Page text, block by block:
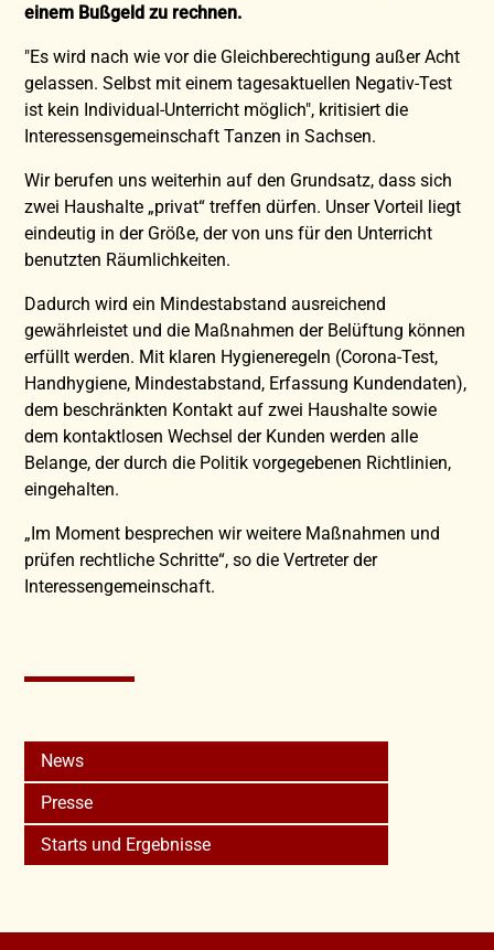
einem Bußgeld zu rechnen.
"Es wird nach wie vor die Gleichberechtigung außer Acht
gelassen. Selbst mit einem tagesaktuellen Negativ-Test
ist kein Individual-Unterricht möglich", kritisiert die
Interessensgemeinschaft Tanzen in Sachsen.
Wir berufen uns weiterhin auf den Grundsatz, dass sich
zwei Haushalte „privat“ treffen dürfen. Unser Vorteil liegt
eindeutig in der Größe, der von uns für den Unterricht
benutzten Räumlichkeiten.
Dadurch wird ein Mindestabstand ausreichend
gewährleistet und die Maßnahmen der Belüftung können
erfüllt werden. Mit klaren Hygieneregeln (Corona-Test,
Handhygiene, Mindestabstand, Erfassung Kundendaten),
dem beschränkten Kontakt auf zwei Haushalte sowie
dem kontaktlosen Wechsel der Kunden werden alle
Belange, der durch die Politik vorgegebenen Richtlinien,
eingehalten.
„Im Moment besprechen wir weitere Maßnahmen und
prüfen rechtliche Schritte“, so die Vertreter der
Interessengemeinschaft.
News
Presse
Starts und Ergebnisse